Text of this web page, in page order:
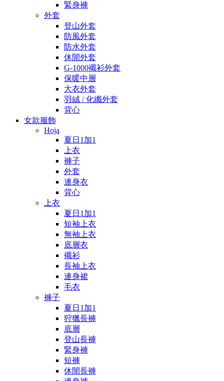
緊身褲
外套
登山外套
防風外套
防水外套
休閒外套
G-1000襯衫外套
保暖中層
大衣外套
羽絨 / 化纖外套
背心
女款服飾
Hoja
夏日1加1
上衣
褲子
外套
連身衣
背心
上衣
夏日1加1
短袖上衣
無袖上衣
底層衣
襯衫
長袖上衣
連身裙
毛衣
褲子
夏日1加1
狩獵長褲
底層
登山長褲
緊身褲
短褲
休閒長褲